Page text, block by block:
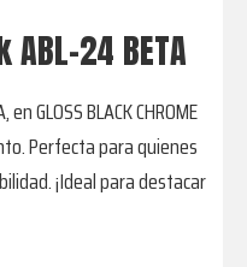
24 BETA
GLOSS BLACK CHROME
Perfecta para quienes
¡Ideal para destacar